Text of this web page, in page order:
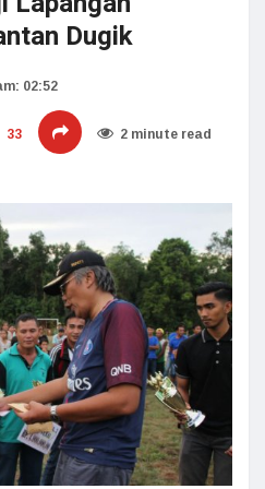
Dugik
02:52
33 2 minute read